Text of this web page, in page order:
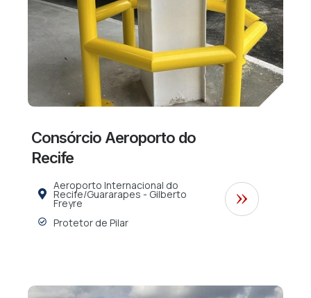
Consórcio Aeroporto do
Recife
Aeroporto Internacional do
Recife/Guararapes - Gilberto
Freyre
Protetor de Pilar